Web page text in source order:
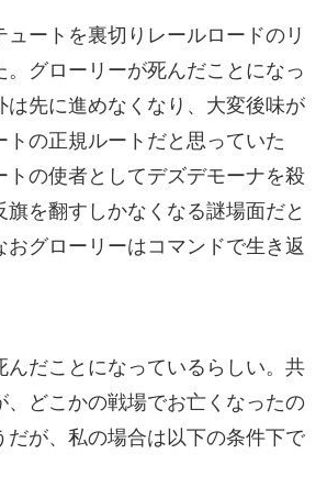
ートを裏切りレールロードのリ
グローリーが死んだことになっ
先に進めなくなり、大変後味が
の正規ルートだと思っていた
の使者としてデズデモーナを殺
を翻すしかなくなる謎場面だと
グローリーはコマンドで生き返
だことになっているらしい。共
どこかの戦場でお亡くなったの
が、私の場合は以下の条件下で